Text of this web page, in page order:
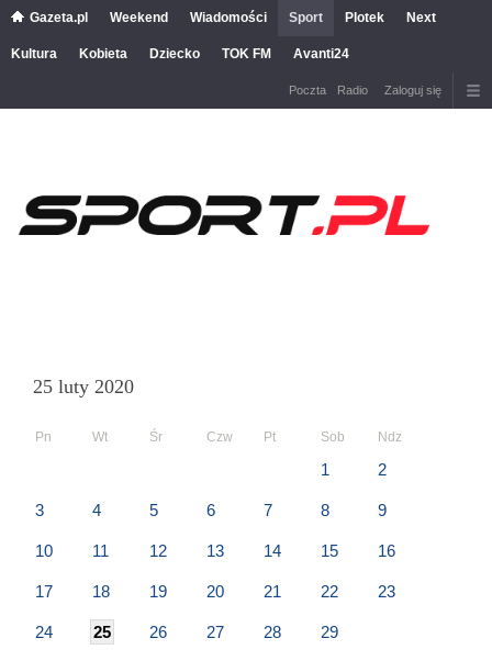
Gazeta.pl Weekend Wiadomości Sport Plotek Next
Kultura Kobieta Dziecko TOK FM Avanti24
Poczta Radio Zaloguj się
25 luty 2020
Pn Wt Śr Czw Pt Sob Ndz
1 2
3 4 5 6 7 8 9
10 11 12 13 14 15 16
17 18 19 20 21 22 23
24 25 26 27 28 29